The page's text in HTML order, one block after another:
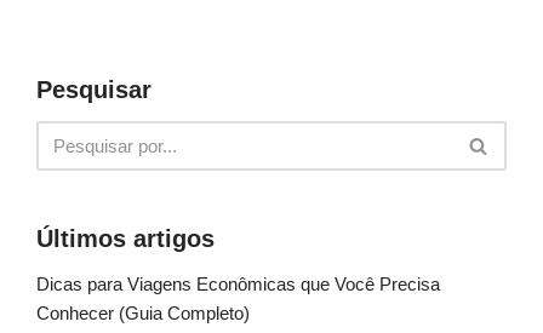
Pesquisar
Últimos artigos
Dicas para Viagens Econômicas que Você Precisa
Conhecer (Guia Completo)